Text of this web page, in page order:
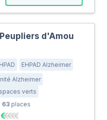
d'Amou
EHPAD Alzheimer
Alzheimer
verts
63 places